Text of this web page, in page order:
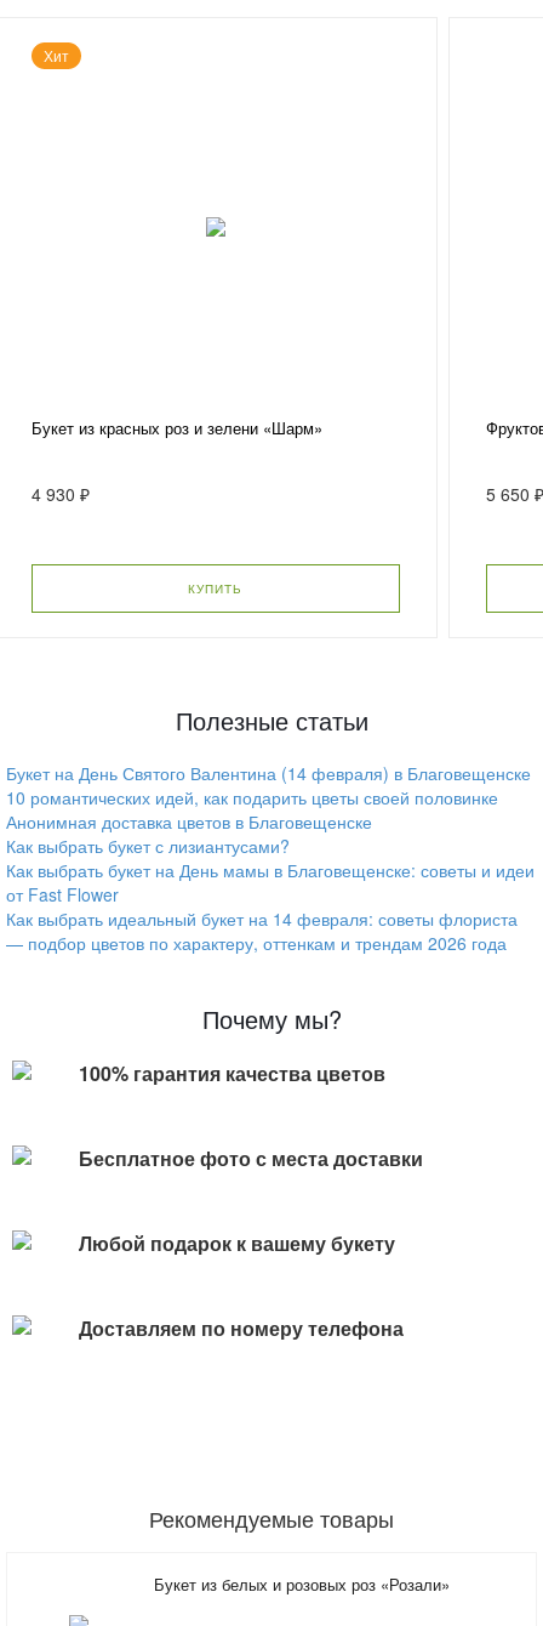
Хит
Букет из красных роз и зелени «Шарм»
4 930 ₽
КУПИТЬ
5 650
Полезные статьи
Букет на День Святого Валентина (14 февраля) в Благовещенске
10 романтических идей, как подарить цветы своей половинке
Анонимная доставка цветов в Благовещенске
Как выбрать букет с лизиантусами?
Как выбрать букет на День мамы в Благовещенске: советы и идеи
от Fast Flower
Как выбрать идеальный букет на 14 февраля: советы флориста
— подбор цветов по характеру, оттенкам и трендам 2026 года
Почему мы?
100% гарантия качества цветов
Бесплатное фото с места доставки
Любой подарок к вашему букету
Доставляем по номеру телефона
Рекомендуемые товары
Букет из белых и розовых роз «Розали»